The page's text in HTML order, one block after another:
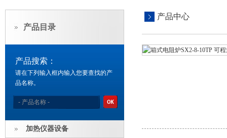
产品目录
产品搜索：
请在下列输入框内输入您要查找的产
品名称。
加热仪器设备
产品中心